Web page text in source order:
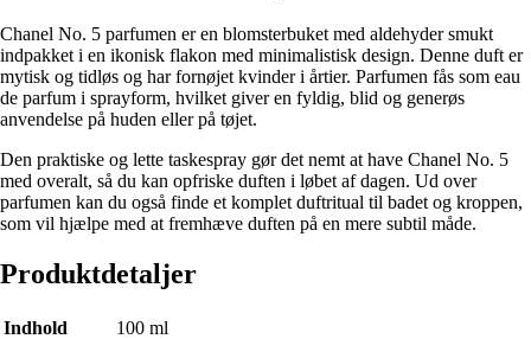
Chanel No. 5 parfumen er en blomsterbuket med aldehyder smukt
indpakket i en ikonisk flakon med minimalistisk design. Denne duft er
mytisk og tidløs og har fornøjet kvinder i årtier. Parfumen fås som eau
de parfum i sprayform, hvilket giver en fyldig, blid og generøs
anvendelse på huden eller på tøjet.
Den praktiske og lette taskespray gør det nemt at have Chanel No. 5
med overalt, så du kan opfriske duften i løbet af dagen. Ud over
parfumen kan du også finde et komplet duftritual til badet og kroppen,
som vil hjælpe med at fremhæve duften på en mere subtil måde.
Produktdetaljer
Indhold
100 ml